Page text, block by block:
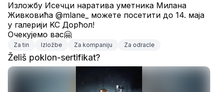
Изложбу Исечци наратива уметника Милана
Живковића @mlane _ можете посетити до 14. маја
у галерији KC Дорћол!
Очекујемо вас🤗
Za tin Izložbe Za kompaniju Za odracle
Želiš poklon-sertifikat?